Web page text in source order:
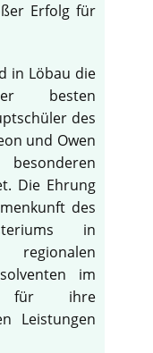
Erfolg für
in Löbau die
besten
des
und Owen
Die Ehrung
des
in
im
für ihre
Leistungen